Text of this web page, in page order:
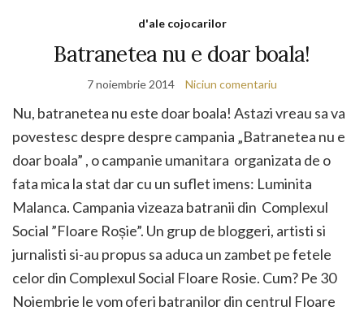
d'ale cojocarilor
Batranetea nu e doar boala!
7 noiembrie 2014 Niciun comentariu
Nu, batranetea nu este doar boala! Astazi vreau sa va
povestesc despre despre campania „Batranetea nu e
doar boala” , o campanie umanitara organizata de o
fata mica la stat dar cu un suflet imens: Luminita
Malanca. Campania vizeaza batranii din Complexul
Social ”Floare Roșie”. Un grup de bloggeri, artisti si
jurnalisti si-au propus sa aduca un zambet pe fetele
celor din Complexul Social Floare Rosie. Cum? Pe 30
Noiembrie le vom oferi batranilor din centrul Floare